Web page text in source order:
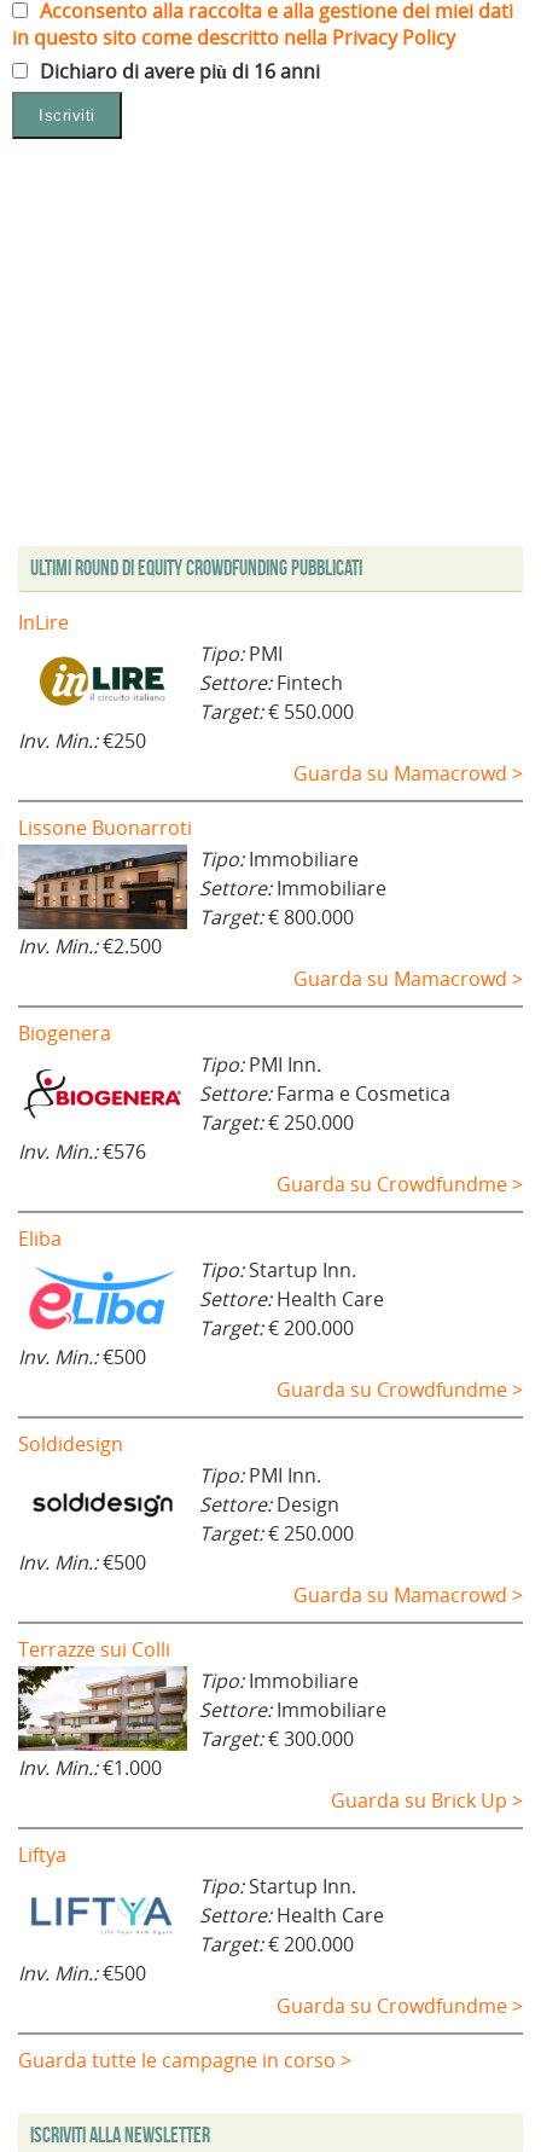
Acconsento alla raccolta e alla gestione dei miei dati
in questo sito come descritto nella Privacy Policy
Dichiaro di avere più di 16 anni
Ultimi Round di Equity Crowdfunding Pubblicati
InLire
Tipo:PMI
Settore:Fintech
Target:€ 550.000
Inv. Min.:€250
Guarda su Mamacrowd >
Lissone Buonarroti
Tipo:Immobiliare
Settore:Immobiliare
Target:€ 800.000
Inv. Min.:€2.500
Guarda su Mamacrowd >
Biogenera
Tipo:PMI Inn.
Settore:Farma e Cosmetica
Target:€ 250.000
Inv. Min.:€576
Guarda su Crowdfundme >
Eliba
Tipo:Startup Inn.
Settore:Health Care
Target:€ 200.000
Inv. Min.:€500
Guarda su Crowdfundme >
Soldidesign
Tipo:PMI Inn.
Settore:Design
Target:€ 250.000
Inv. Min.:€500
Guarda su Mamacrowd >
Terrazze sui Colli
Tipo:Immobiliare
Settore:Immobiliare
Target:€ 300.000
Inv. Min.:€1.000
Guarda su Brick Up >
Liftya
Tipo:Startup Inn.
Settore:Health Care
Target:€ 200.000
Inv. Min.:€500
Guarda su Crowdfundme >
Guarda tutte le campagne in corso >
Iscriviti alla Newsletter